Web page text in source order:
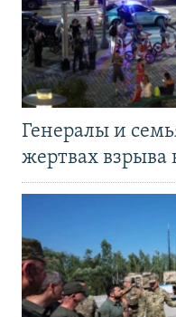
Генералы и
жертвах взрыва